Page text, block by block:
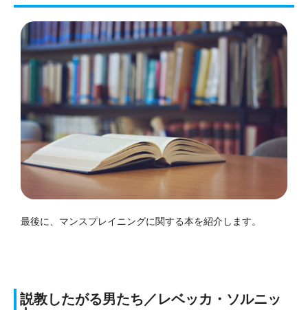
最後に、マンスプレイニングに関する本を紹介します。
説教したがる男たち／レベッカ・ソルニッ